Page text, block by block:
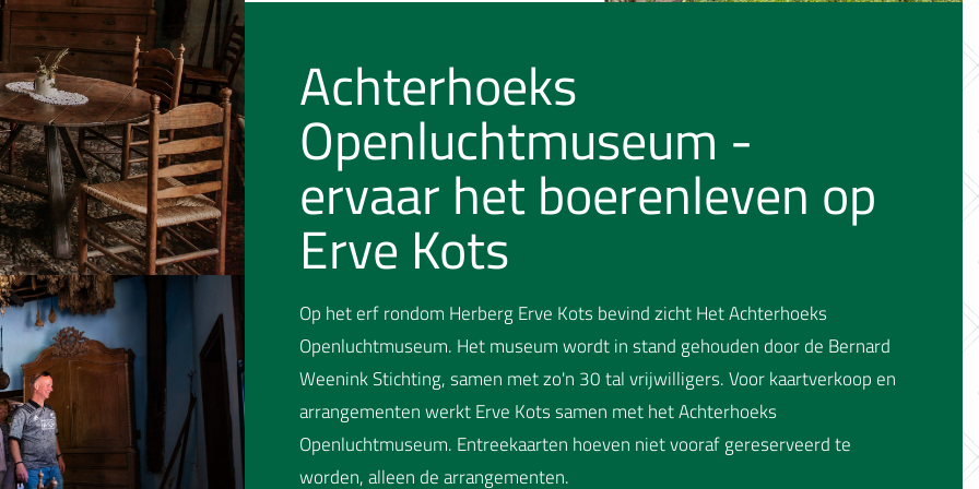
Achterhoeks
Openluchtmuseum -
ervaar het boerenleven op
Erve Kots
Op het erf rondom Herberg Erve Kots bevind zicht Het Achterhoeks
Openluchtmuseum. Het museum wordt in stand gehouden door de Bernard
Weenink Stichting, samen met zo'n 30 tal vrijwilligers. Voor kaartverkoop en
arrangementen werkt Erve Kots samen met het Achterhoeks
Openluchtmuseum. Entreekaarten hoeven niet vooraf gereserveerd te
worden, alleen de arrangementen.